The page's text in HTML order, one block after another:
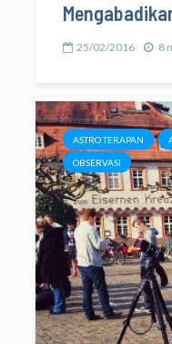
25/02/2016 8
ASTRO TERAPAN
OBSERVASI